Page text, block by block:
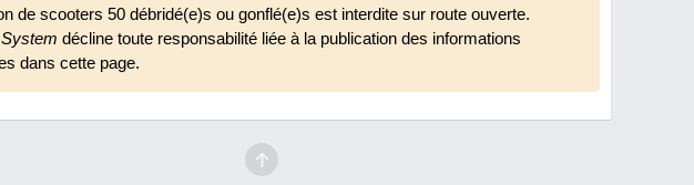
de scooters 50 débridé(e)s ou gonflé(e)s est interdite sur route ouverte.
décline toute responsabilité liée à la publication des informations
dans cette page.